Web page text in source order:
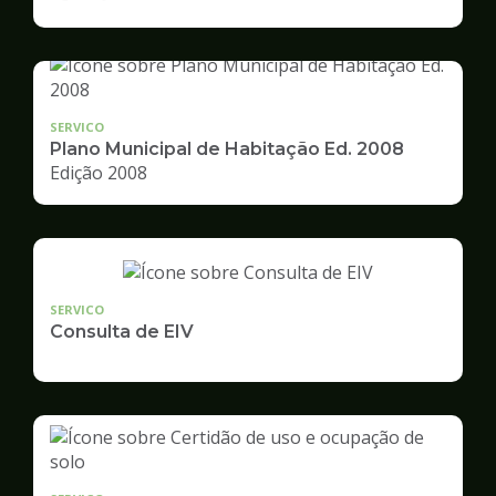
Desenvolvimento
Urbano
SERVICO
Plano Municipal de Habitação Ed. 2008
Edição 2008
SERVICO
Consulta de EIV